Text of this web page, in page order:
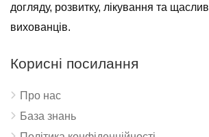
догляду, розвитку, лікування та
вихованців.
Корисні посилання
Про нас
База знань